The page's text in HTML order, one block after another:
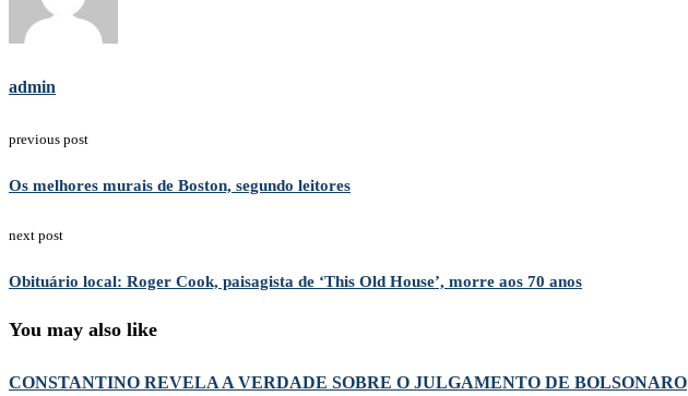
admin
previous post
Os melhores murais de Boston, segundo leitores
next post
Obituário local: Roger Cook, paisagista de ‘This Old House’, morre aos 70 anos
You may also like
CONSTANTINO REVELA A VERDADE SOBRE O JULGAMENTO DE BOLSONARO